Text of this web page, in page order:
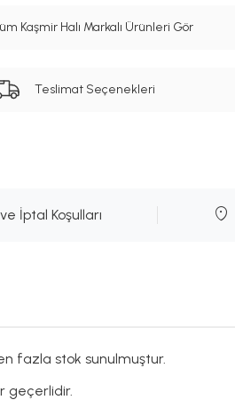
Kaşmir Halı Markalı Ürünleri Gör
Teslimat Seçenekleri
İptal Koşulları
fazla stok sunulmuştur.
geçerlidir.